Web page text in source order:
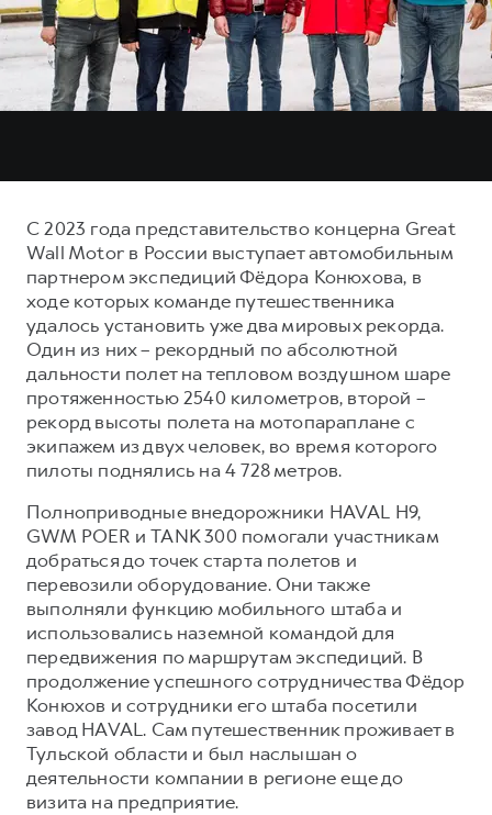
H7
от 3 799 000 ₽
H9
от 4 799 000 ₽
Тест-драйв
Трейд-ин
Кредитный калькулятор
Кредит
КОРПОРАТИВНЫМ КЛИЕНТАМ
Для малого бизнеса
Корпоративным клиентам
Крупным корпоративным клиентам
Система управления автопарком
HAVAL Лизинг
АКСЕССУАРЫ HAVAL
Автомобильные аксессуары
Коллекция PRO
Коллекция Базовая
Коллекция Детская
СЕРВИСНОЕ ОБСЛУЖИВАНИЕ
Нулевое ТО
Программа «Помощь на дороге»
Электронный ПТС
ПОДДЕРЖКА
GWM Безопасность
Гарантия HAVAL
Мобильное приложение GWM
Программа «HAVAL Защита+»
Руководства по эксплуатации
Подписки
АКСЕССУАРЫ HAVAL
Автомобильные аксессуары
Коллекция PRO
Коллекция Базовая
Коллекция Детская
О дилере
Наша команда
Контакты
С 2023 года представительство концерна Great
Wall Motor в России выступает автомобильным
партнером экспедиций Фёдора Конюхова, в
ходе которых команде путешественника
удалось установить уже два мировых рекорда.
Один из них – рекордный по абсолютной
дальности полет на тепловом воздушном шаре
протяженностью 2540 километров, второй –
рекорд высоты полета на мотопараплане с
экипажем из двух человек, во время которого
пилоты поднялись на 4 728 метров.
Полноприводные внедорожники HAVAL H9,
GWM POER и TANK 300 помогали участникам
добраться до точек старта полетов и
перевозили оборудование. Они также
выполняли функцию мобильного штаба и
использовались наземной командой для
передвижения по маршрутам экспедиций. В
продолжение успешного сотрудничества Фёдор
Конюхов и сотрудники его штаба посетили
завод HAVAL. Сам путешественник проживает в
Тульской области и был наслышан о
деятельности компании в регионе еще до
визита на предприятие.